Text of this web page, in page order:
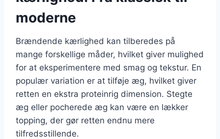
moderne
Brændende kærlighed kan tilberedes på
mange forskellige måder, hvilket giver mulighed
for at eksperimentere med smag og tekstur. En
populær variation er at tilføje æg, hvilket giver
retten en ekstra proteinrig dimension. Stegte
æg eller pocherede æg kan være en lækker
topping, der gør retten endnu mere
tilfredsstillende.